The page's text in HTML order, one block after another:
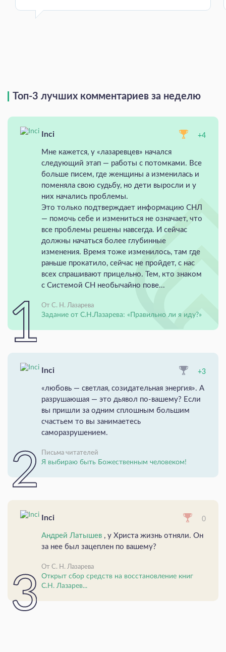
Топ-3 лучших комментариев за неделю
Inci +4
Мне кажется, у «лазаревцев» начался
следующий этап — работы с потомками. Все
больше писем, где женщины а изменилась и
поменяла свою судьбу, но дети выросли и у
них начались проблемы.
Это только подтверждает информацию СНЛ
— помочь себе и измениться не означает, что
все проблемы решены навсегда. И сейчас
должны начаться более глубинные
изменения. Время тоже изменилось, там где
раньше прокатило, сейчас не пройдет, с нас
всех спрашивают прицельно. Тем, кто знаком
с Системой СН необычайно пове...
От С. Н. Лазарева
Задание от С.Н.Лазарева: «Правильно ли я иду?»
Inci +3
«любовь — светлая, созидательная энергия». А
разрушаюшая — это дьявол по-вашему? Если
вы пришли за одним сплошным большим
счастьем то вы занимаетесь
саморазрушением.
Письма читателей
Я выбираю быть Божественным человеком!
Inci 0
Андрей Латышев , у Христа жизнь отняли. Он
за нее был зацеплен по вашему?
От С. Н. Лазарева
Открыт сбор средств на восстановление книг
С.Н. Лазарев...